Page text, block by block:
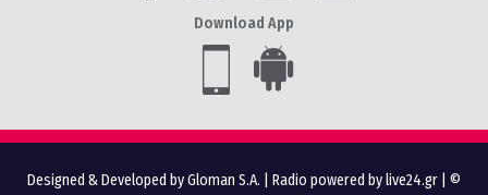
Download App
Designed & Developed by Gloman S.A. Radio powered by live24.gr | ©